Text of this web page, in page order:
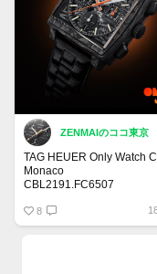
ZENMAIのココ東京
TAG HEUER Only Watch
Monaco
CBL2191.FC6507
金属製のブレスレットを
ハンドメイドレザー
8